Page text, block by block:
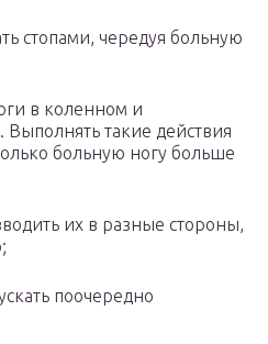
стопами, чередуя больную
в коленном и
Выполнять такие действия
больную ногу больше
их в разные стороны,
поочередно